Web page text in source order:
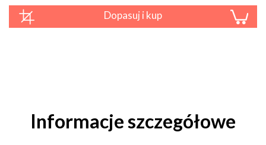
Dopasuj i kup
Informacje szczegółowe